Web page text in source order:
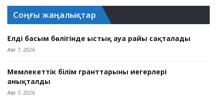
Соңғы жаңалықтар
Елдің басым бөлігінде ыстық ауа райы сақталады
Авг 7, 2026
Мемлекеттік білім гранттарының иегерлері
анықталды
Авг 7, 2026